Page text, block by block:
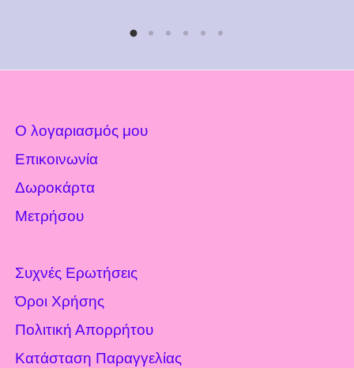
Ο λογαριασμός μου
Επικοινωνία
Δωροκάρτα
Μετρήσου
Συχνές Ερωτήσεις
Όροι Χρήσης
Πολιτική Απορρήτου
Κατάσταση Παραγγελίας